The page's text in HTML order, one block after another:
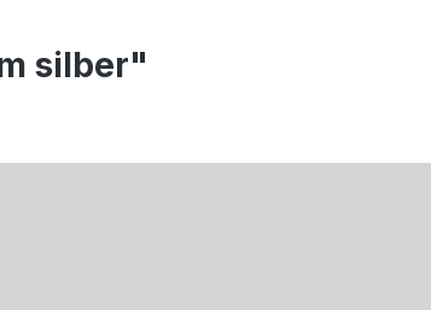
silber"